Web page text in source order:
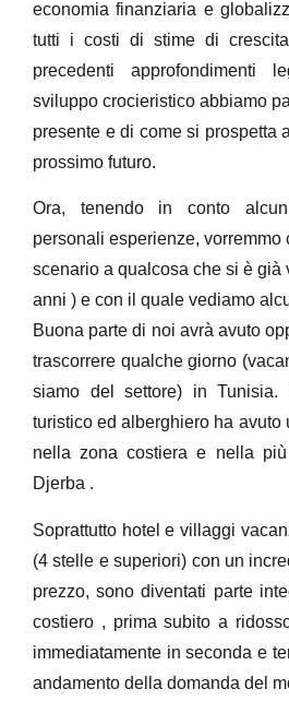
economia finanziaria e
tutti i costi di stime di
precedenti approfondimenti
sviluppo crocieristico abbiamo
presente e di come si prospetta
prossimo futuro.
Ora, tenendo in conto
personali esperienze,
scenario a qualcosa che si è già
anni ) e con il quale vediamo
Buona parte di noi avrà avuto
trascorrere qualche giorno
siamo del settore) in
turistico ed alberghiero ha
nella zona costiera e nella
Djerba .
Soprattutto hotel e villaggi
(4 stelle e superiori) con un
prezzo, sono diventati parte
costiero , prima subito a
immediatamente in seconda e
andamento della domanda del